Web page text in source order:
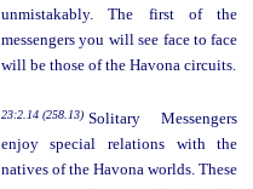
unmistakably. The first of the
messengers you will see face to face
will be those of the Havona circuits.
23:2.14 (258.13) Solitary Messengers
enjoy special relations with the
natives of the Havona worlds. These